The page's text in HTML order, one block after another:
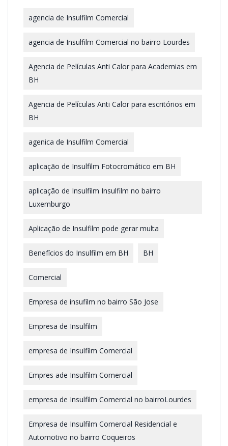
agencia de Insulfilm Comercial
agencia de Insulfilm Comercial no bairro Lourdes
Agencia de Películas Anti Calor para Academias em
BH
Agencia de Películas Anti Calor para escritórios em
BH
agenica de Insulfilm Comercial
aplicação de Insulfilm Fotocromático em BH
aplicação de Insulfilm Insulfilm no bairro
Luxemburgo
Aplicação de Insulfilm pode gerar multa
Benefícios do Insulfilm em BH BH
Comercial
Empresa de insufilm no bairro São Jose
Empresa de Insulfilm
empresa de Insulfilm Comercial
Empres ade Insulfilm Comercial
empresa de Insulfilm Comercial no bairroLourdes
Empresa de Insulfilm Comercial Residencial e
Automotivo no bairro Coqueiros